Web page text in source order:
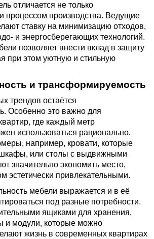
отличается не только
процессом производства. Ведущие
ставку на минимизацию отходов,
и энергосберегающих технологий.
позволяет внести вклад в защиту
при этом уютную и стильную
и трансформируемость
трендов остаётся
Особенно это важно для
где каждый метр
использоваться рационально.
например, кровати, которые
или столы с выдвижными
значительно экономить место,
эстетически привлекательными.
мебели выражается и в её
под разные потребности.
ящиками для хранения,
и модули, которые можно
жизнь в современных квартирах